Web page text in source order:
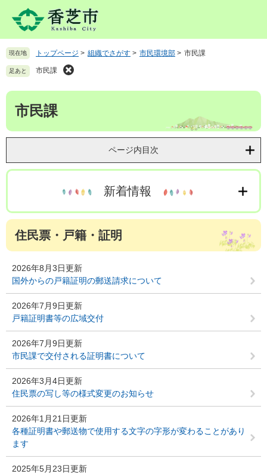
先
頭
す
を
飛
し
文
現在地 トップページ > 組織でさがす > 市民環境部 > 市民課
足あと 市民課
本
市民課
ページ内目次
新着情報
住民票・戸籍・証明
2026年8月3日更新
国外からの戸籍証明の郵送請求について
2026年7月9日更新
戸籍証明書等の広域交付
2026年7月9日更新
市民課で交付される証明書について
2026年3月4日更新
住民票の写し等の様式変更のお知らせ
2026年1月21日更新
各種証明書や郵送物で使用する文字の字形が変わることがあり
ます
2025年5月23日更新